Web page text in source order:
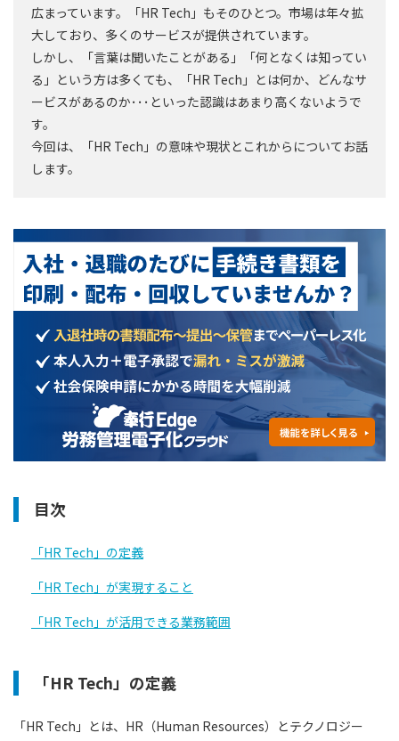
広まっています。「HR Tech」もそのひとつ。市場は年々拡
大しており、多くのサービスが提供されています。
しかし、「言葉は聞いたことがある」「何となくは知ってい
る」という方は多くても、「HR Tech」とは何か、どんなサ
ービスがあるのか･･･といった認識はあまり高くないようで
す。
今回は、「HR Tech」の意味や現状とこれからについてお話
します。
目次
「HR Tech」の定義
「HR Tech」が実現すること
「HR Tech」が活用できる業務範囲
「HR Tech」の定義
「HR Tech」とは、HR（Human Resources）とテクノロジー